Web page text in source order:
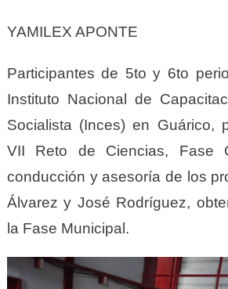
YAMILEX APONTE
Participantes de 5to y 6to
Instituto Nacional de
Socialista (Inces) en Guárico,
VII Reto de Ciencias, Fase
conducción y asesoría de los
Álvarez y José Rodríguez,
la Fase Municipal.